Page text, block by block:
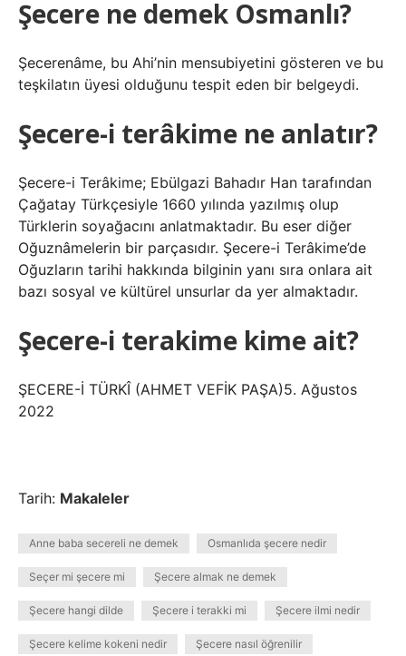
Şecere ne demek Osmanlı?
Şecerenâme, bu Ahi’nin mensubiyetini gösteren ve bu
teşkilatın üyesi olduğunu tespit eden bir belgeydi.
Şecere-i terâkime ne anlatır?
Şecere-i Terâkime; Ebülgazi Bahadır Han tarafından
Çağatay Türkçesiyle 1660 yılında yazılmış olup
Türklerin soyağacını anlatmaktadır. Bu eser diğer
Oğuznâmelerin bir parçasıdır. Şecere-i Terâkime’de
Oğuzların tarihi hakkında bilginin yanı sıra onlara ait
bazı sosyal ve kültürel unsurlar da yer almaktadır.
Şecere-i terakime kime ait?
ŞECERE-İ TÜRKÎ (AHMET VEFİK PAŞA)5. Ağustos
2022
Tarih: Makaleler
Anne baba secereli ne demek Osmanlıda şecere nedir
Seçer mi şecere mi Şecere almak ne demek
Şecere hangi dilde Şecere i terakki mi Şecere ilmi nedir
Şecere kelime kokeni nedir Şecere nasıl öğrenilir